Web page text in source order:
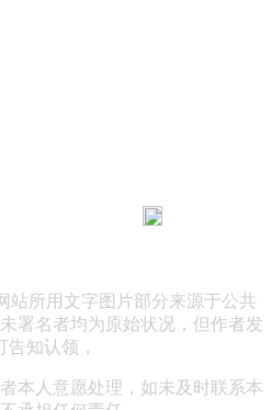
站所用文字图片部分来源于公共
署名者均为原始状况，但作者发
告知认领，
本人意愿处理，如未及时联系本